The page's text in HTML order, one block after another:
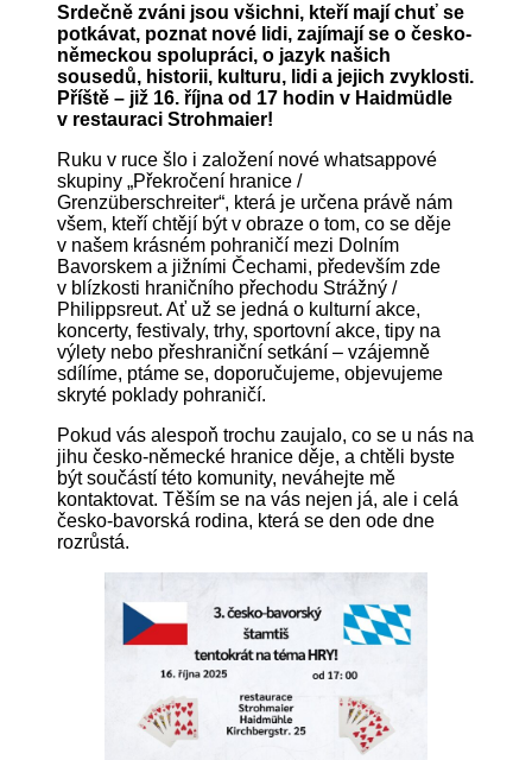
Srdečně zváni jsou všichni, kteří mají chuť se
potkávat, poznat nové lidi, zajímají se o česko-
německou spolupráci, o jazyk našich
sousedů, historii, kulturu, lidi a jejich zvyklosti.
Příště – již 16. října od 17 hodin v Haidmüdle
v restauraci Strohmaier!
Ruku v ruce šlo i založení nové whatsappové
skupiny „Překročení hranice /
Grenzüberschreiter“, která je určena právě nám
všem, kteří chtějí být v obraze o tom, co se děje
v našem krásném pohraničí mezi Dolním
Bavorskem a jižními Čechami, především zde
v blízkosti hraničního přechodu Strážný /
Philippsreut. Ať už se jedná o kulturní akce,
koncerty, festivaly, trhy, sportovní akce, tipy na
výlety nebo přeshraniční setkání – vzájemně
sdílíme, ptáme se, doporučujeme, objevujeme
skryté poklady pohraničí.
Pokud vás alespoň trochu zaujalo, co se u nás na
jihu česko-německé hranice děje, a chtěli byste
být součástí této komunity, neváhejte mě
kontaktovat. Těším se na vás nejen já, ale i celá
česko-bavorská rodina, která se den ode dne
rozrůstá.